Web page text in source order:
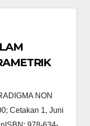
NON
Cetakan 1, Juni